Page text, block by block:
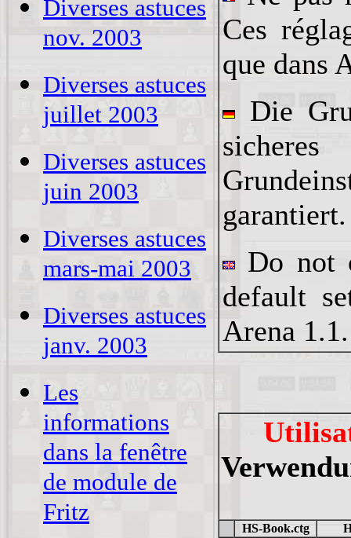
Diverses astuces
nov. 2003
Diverses astuces
juillet 2003
Diverses astuces
juin 2003
Diverses astuces
mars-mai 2003
Diverses astuces
janv. 2003
Les
informations
dans la fenêtre
de module de
Fritz
Ces
que dans
Die
garantiert.
Do not
default
Arena 1.1.
HS-Book.ctg